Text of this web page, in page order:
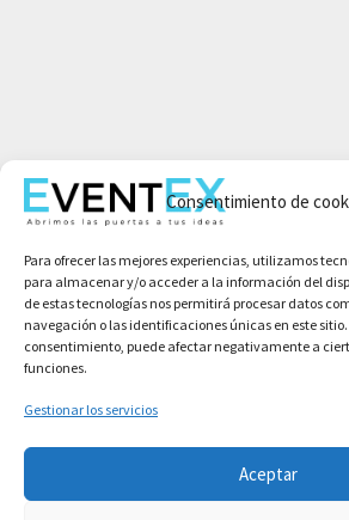
Consentimiento de
Para ofrecer las mejores experiencias, utilizamos
para almacenar y/o acceder a la información del
de estas tecnologías nos permitirá procesar datos
navegación o las identificaciones únicas en este
consentimiento, puede afectar negativamente a
funciones.
Gestionar los servicios
Aceptar
Aviso legal
Política de privacidad
Condiciones de compra
Política de cookies